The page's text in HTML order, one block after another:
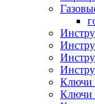
Ключи
Ключи